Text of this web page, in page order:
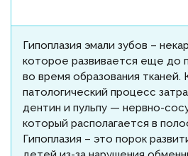
Гипоплазия эмали зубов –
которое развивается еще до
во время образования тканей.
патологический процесс
дентин и пульпу — нервно-
который располагается в
Гипоплазия – это порок